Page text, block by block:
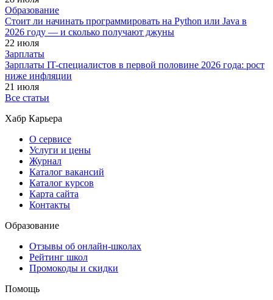
Образование
Стоит ли начинать программировать на Python или Java в
2026 году — и сколько получают джуны
22 июля
Зарплаты
Зарплаты IT-специалистов в первой половине 2026 года: рост
ниже инфляции
21 июля
Все статьи
Хабр Карьера
О сервисе
Услуги и цены
Журнал
Каталог вакансий
Каталог курсов
Карта сайта
Контакты
Образование
Отзывы об онлайн-школах
Рейтинг школ
Промокоды и скидки
Помощь